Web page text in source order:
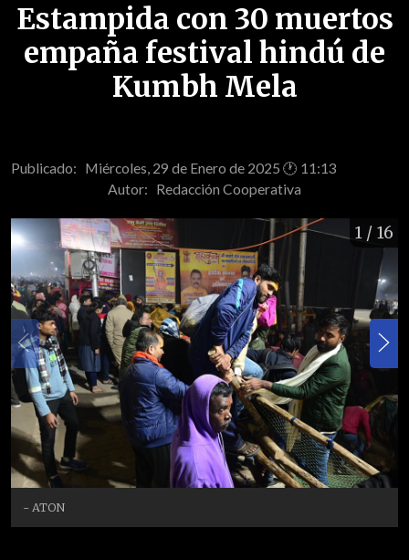
Estampida con 30 muertos
empaña festival hindú de
Kumbh Mela
Publicado: Miércoles, 29 de Enero de 2025 🕐 11:13
Autor: Redacción Cooperativa
1 / 16
- ATON